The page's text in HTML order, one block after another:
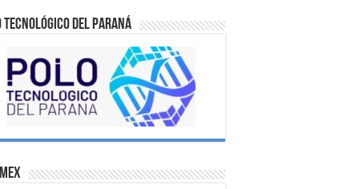
Tecnológico del Paraná